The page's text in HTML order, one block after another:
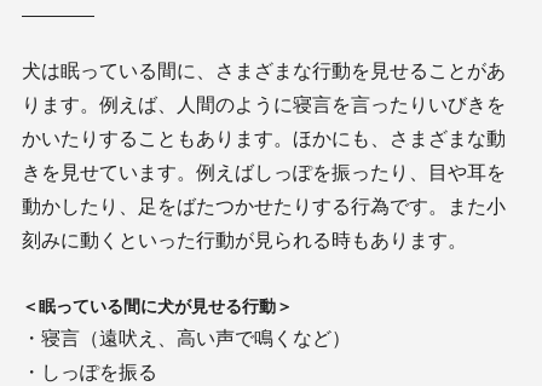
犬は眠っている間に、さまざまな行動を見せることがあ
ります。例えば、人間のように寝言を言ったりいびきを
かいたりすることもあります。ほかにも、さまざまな動
きを見せています。例えばしっぽを振ったり、目や耳を
動かしたり、足をばたつかせたりする行為です。また小
刻みに動くといった行動が見られる時もあります。
＜眠っている間に犬が見せる行動＞
・寝言（遠吠え、高い声で鳴くなど）
・しっぽを振る